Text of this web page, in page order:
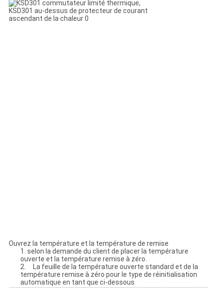
Ouvrez la température et la température de remise
1. selon la demande du client de placer la température
ouverte et la température remise à zéro.
2. La feuille de la température ouverte standard et de la
température remise à zéro pour le type de réinitialisation
automatique en tant que ci-dessous